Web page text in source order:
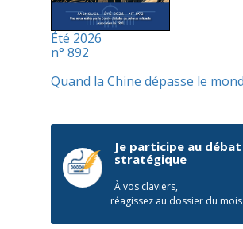
Été 2026
n° 892
Quand la Chine dépasse le
Je participe au débat
stratégique
À vos claviers,
réagissez au dossier du mois